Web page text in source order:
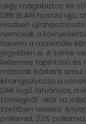
Légy magabiztos és
DRK BLAIR hosszú
részben
nemcsak a
hanem a maximális
jegyében is. A szinte
kellemes tapintású és
második bőrként
kihangsúlyozza a
DRK logó látványos,
tömegből  akár az
szettben viseled.
poliamid, 22%